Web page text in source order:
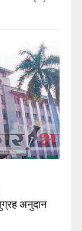
अनुदान